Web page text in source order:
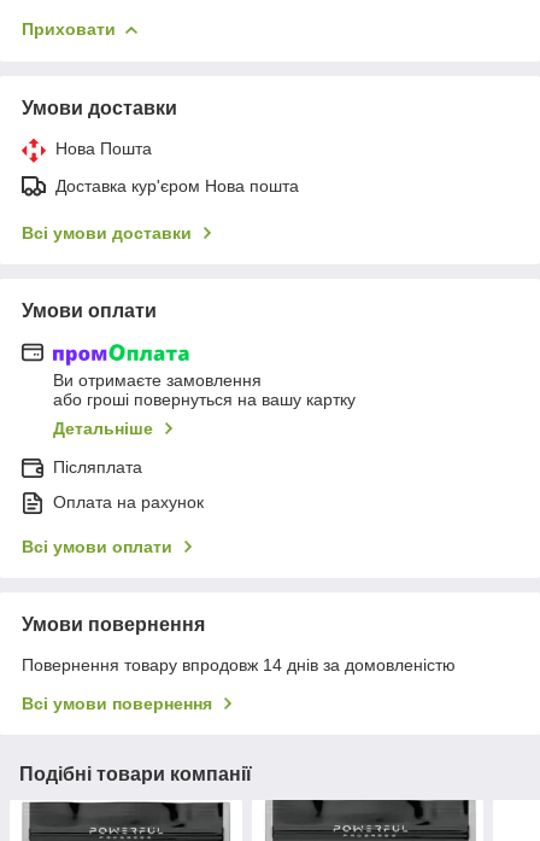
Приховати
Умови доставки
Нова Пошта
Доставка кур'єром Нова пошта
Всі умови доставки
Умови оплати
Ви отримаєте замовлення
або гроші повернуться на вашу картку
Детальніше
Післяплата
Оплата на рахунок
Всі умови оплати
Умови повернення
Повернення товару впродовж 14 днів за домовленістю
Всі умови повернення
Подібні товари компанії